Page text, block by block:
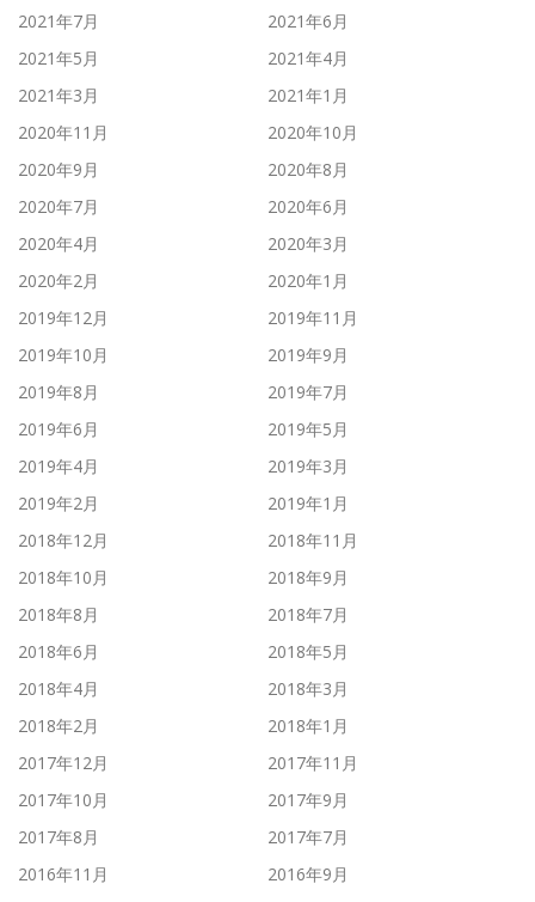
2021年7月
2021年6月
2021年5月
2021年4月
2021年3月
2021年1月
2020年11月
2020年10月
2020年9月
2020年8月
2020年7月
2020年6月
2020年4月
2020年3月
2020年2月
2020年1月
2019年12月
2019年11月
2019年10月
2019年9月
2019年8月
2019年7月
2019年6月
2019年5月
2019年4月
2019年3月
2019年2月
2019年1月
2018年12月
2018年11月
2018年10月
2018年9月
2018年8月
2018年7月
2018年6月
2018年5月
2018年4月
2018年3月
2018年2月
2018年1月
2017年12月
2017年11月
2017年10月
2017年9月
2017年8月
2017年7月
2016年11月
2016年9月